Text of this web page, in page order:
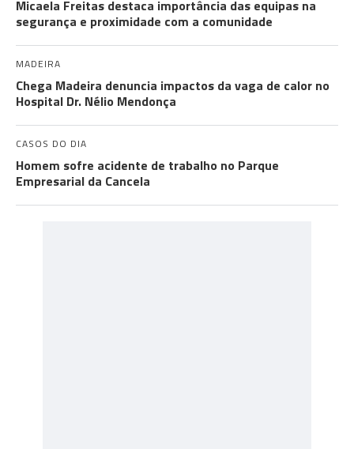
Micaela Freitas destaca importância das equipas na
segurança e proximidade com a comunidade
MADEIRA
Chega Madeira denuncia impactos da vaga de calor no
Hospital Dr. Nélio Mendonça
CASOS DO DIA
Homem sofre acidente de trabalho no Parque
Empresarial da Cancela